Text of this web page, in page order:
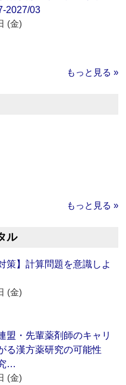
2027/03
(金)
もっと見る »
もっと見る »
ル
策】計算問題を意識しよ
(金)
盟・先輩薬剤師のキャリ
る漢方薬研究の可能性
…
(金)